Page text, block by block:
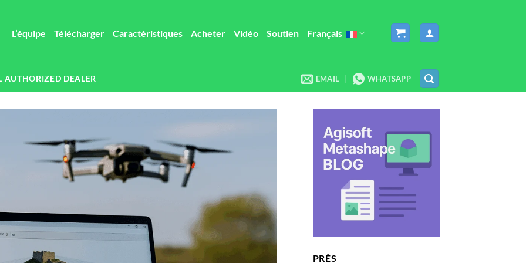
L’équipe Télécharger Caractéristiques Acheter Vidéo Soutien Français
AUTHORIZED DEALER EMAIL WHATSAPP
PRÈS